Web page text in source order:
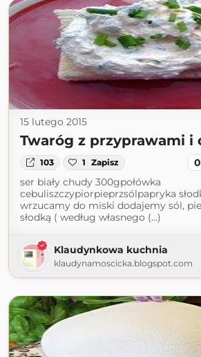
15 lutego 2015
Twaróg z przyprawami i
103 1 Zapisz 0
ser biały chudy 300gpołówka
cebuliszczypiorpieprzsólpapryka
wrzucamy do miski dodajemy sól,
słodką ( według własnego (...)
Klaudynkowa kuchnia
klaudynamoscicka.blogspot.com